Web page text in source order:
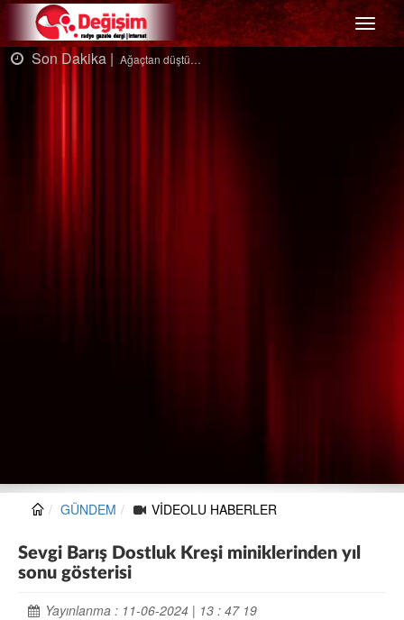
Menü
Son Dakika | Ağaçtan düştü…
GÜNDEM VİDEOLU HABERLER
Sevgi Barış Dostluk Kreşi miniklerinden yıl
sonu gösterisi
Yayınlanma : 11-06-2024 | 13 : 47 19